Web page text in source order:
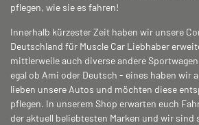
pflegen, wie sie es fahren!
Innerhalb kürzester Zeit haben wir unsere
Deutschland für Muscle Car Liebhaber
mittlerweile auch diverse andere
egal ob Ami oder Deutsch - eines haben wir
lieben unsere Autos und möchten diese
pflegen. In unserem Shop erwarten euch
der aktuell beliebtesten Marken und wir sind